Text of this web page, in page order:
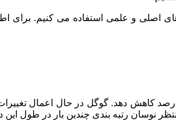
اصلی و علمی استفاده می کنیم. برای
گفت این به‌روزرسانی اصلی باید میزان محتوای غیرمفید، با کیفیت پایین و غیراصلی را در نتایج
رتبه بندی چندین بار در طول این